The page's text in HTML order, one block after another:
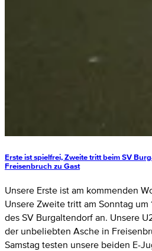
Erste ist spielfrei, Zweite tritt beim SV
Freisenbruch zu Gast
Unsere Erste ist am kommenden
Unsere Zweite tritt am Sonntag
des SV Burgaltendorf an. Unsere
der unbeliebten Asche in
Samstag testen unsere beiden E-